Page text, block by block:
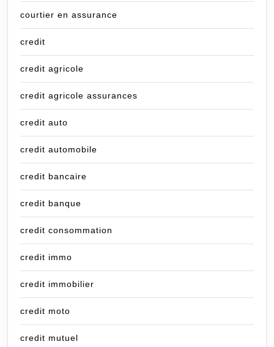
courtier en assurance
credit
credit agricole
credit agricole assurances
credit auto
credit automobile
credit bancaire
credit banque
credit consommation
credit immo
credit immobilier
credit moto
credit mutuel